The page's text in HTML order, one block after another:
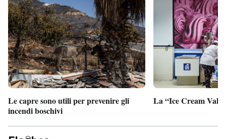
Le capre sono utili per prevenire gli
incendi boschivi
La “Ice Cream